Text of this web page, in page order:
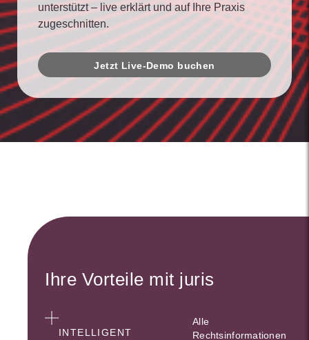
unterstützt – live erklärt und auf Ihre Praxis
zugeschnitten.
Jetzt Live-Demo buchen
Ihre Vorteile mit juris
INTELLIGENT
Alle
Rechtsinformationen